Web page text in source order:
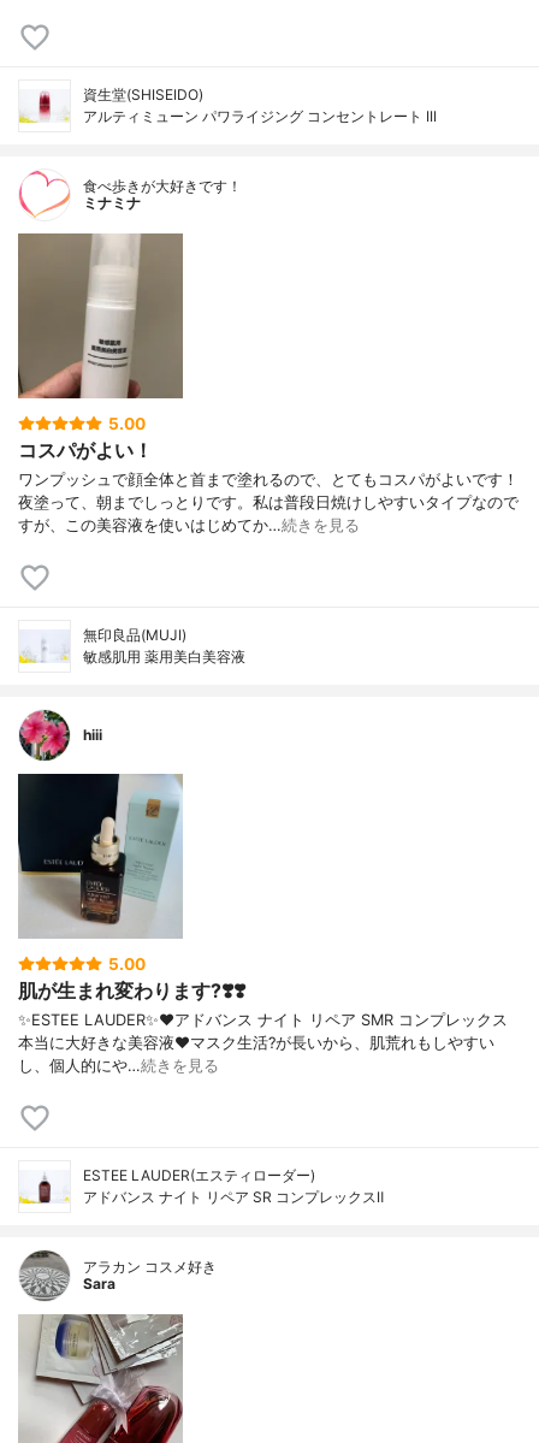
資生堂(SHISEIDO)
アルティミューン パワライジング コンセントレート III
食べ歩きが大好きです！
ミナミナ
5.00
コスパがよい！
ワンプッシュで顔全体と首まで塗れるので、とてもコスパがよいです！
夜塗って、朝までしっとりです。私は普段日焼けしやすいタイプなので
すが、この美容液を使いはじめてか…続きを見る
無印良品(MUJI)
敏感肌用 薬用美白美容液
hiii
5.00
肌が生まれ変わります?❣️❣️
✨ESTEE LAUDER✨❤︎アドバンス ナイト リペア SMR コンプレックス
本当に大好きな美容液❤️マスク生活?が長いから、肌荒れもしやすい
し、個人的にや…続きを見る
ESTEE LAUDER(エスティローダー)
アドバンス ナイト リペア SR コンプレックスⅡ
アラカン コスメ好き
Sara